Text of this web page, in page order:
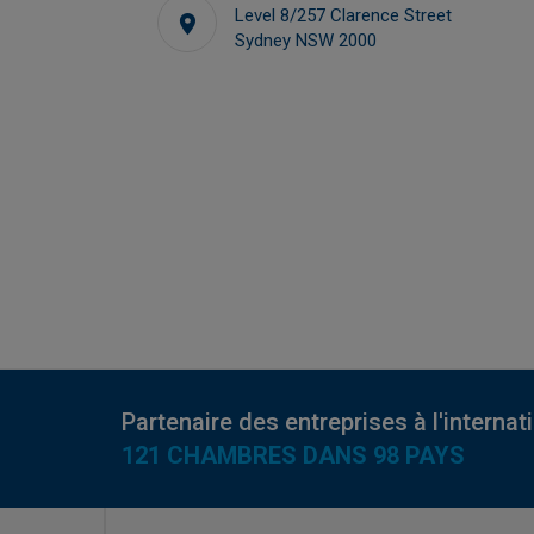
Level 8/257 Clarence Street
Sydney NSW 2000
fanny.gauthier@facci.com.au
Partenaire des entreprises à
121 CHAMBRES DANS 98 PAYS